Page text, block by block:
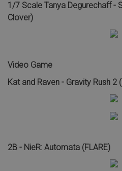
1/7 Scale Tanya Degurechaff -
Clover)
Video Game
Kat and Raven - Gravity Rush 2
2B - NieR: Automata (FLARE)